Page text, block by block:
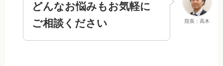
院長：高木
どんなお悩みもお気軽に
ご相談ください